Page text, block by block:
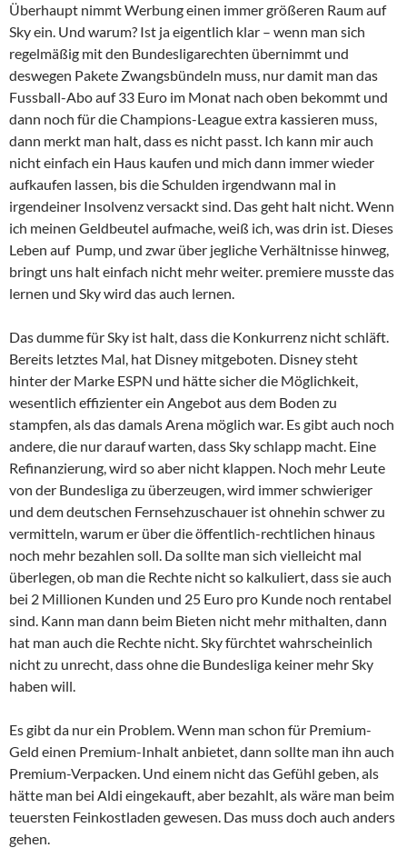
Überhaupt nimmt Werbung einen immer größeren Raum auf
Sky ein. Und warum? Ist ja eigentlich klar – wenn man sich
regelmäßig mit den Bundesligarechten übernimmt und
deswegen Pakete Zwangsbündeln muss, nur damit man das
Fussball-Abo auf 33 Euro im Monat nach oben bekommt und
dann noch für die Champions-League extra kassieren muss,
dann merkt man halt, dass es nicht passt. Ich kann mir auch
nicht einfach ein Haus kaufen und mich dann immer wieder
aufkaufen lassen, bis die Schulden irgendwann mal in
irgendeiner Insolvenz versackt sind. Das geht halt nicht. Wenn
ich meinen Geldbeutel aufmache, weiß ich, was drin ist. Dieses
Leben auf Pump, und zwar über jegliche Verhältnisse hinweg,
bringt uns halt einfach nicht mehr weiter. premiere musste das
lernen und Sky wird das auch lernen.
Das dumme für Sky ist halt, dass die Konkurrenz nicht schläft.
Bereits letztes Mal, hat Disney mitgeboten. Disney steht
hinter der Marke ESPN und hätte sicher die Möglichkeit,
wesentlich effizienter ein Angebot aus dem Boden zu
stampfen, als das damals Arena möglich war. Es gibt auch noch
andere, die nur darauf warten, dass Sky schlapp macht. Eine
Refinanzierung, wird so aber nicht klappen. Noch mehr Leute
von der Bundesliga zu überzeugen, wird immer schwieriger
und dem deutschen Fernsehzuschauer ist ohnehin schwer zu
vermitteln, warum er über die öffentlich-rechtlichen hinaus
noch mehr bezahlen soll. Da sollte man sich vielleicht mal
überlegen, ob man die Rechte nicht so kalkuliert, dass sie auch
bei 2 Millionen Kunden und 25 Euro pro Kunde noch rentabel
sind. Kann man dann beim Bieten nicht mehr mithalten, dann
hat man auch die Rechte nicht. Sky fürchtet wahrscheinlich
nicht zu unrecht, dass ohne die Bundesliga keiner mehr Sky
haben will.
Es gibt da nur ein Problem. Wenn man schon für Premium-
Geld einen Premium-Inhalt anbietet, dann sollte man ihn auch
Premium-Verpacken. Und einem nicht das Gefühl geben, als
hätte man bei Aldi eingekauft, aber bezahlt, als wäre man beim
teuersten Feinkostladen gewesen. Das muss doch auch anders
gehen.